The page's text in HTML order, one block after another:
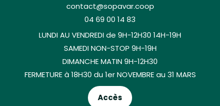
contact@sopavar.coop
04 69 00 14 83
LUNDI AU VENDREDI de 9H-12H30 14H-19H
SAMEDI NON-STOP 9H-19H
DIMANCHE MATIN 9H-12H30
FERMETURE à 18H30 du 1er NOVEMBRE au 31 MARS
Accès